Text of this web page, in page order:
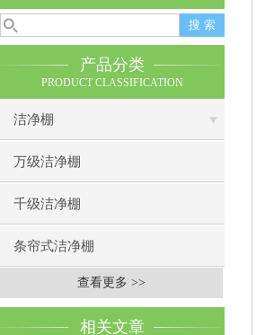
产品分类
PRODUCT CLASSIFICATION
洁净棚
万级洁净棚
千级洁净棚
条帘式洁净棚
查看更多 >>
相关文章